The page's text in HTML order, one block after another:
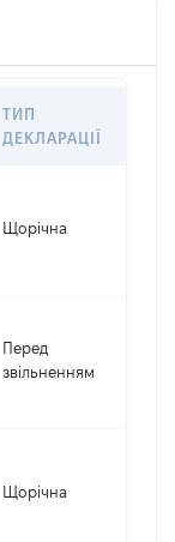
ТИП
ДЕКЛАРАЦІЇ
Щорічна
Перед
звільненням
Щорічна